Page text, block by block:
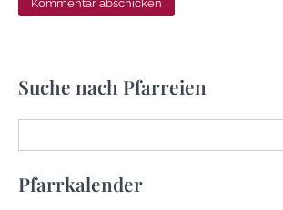
Suche nach Pfarreien
Pfarrkalender